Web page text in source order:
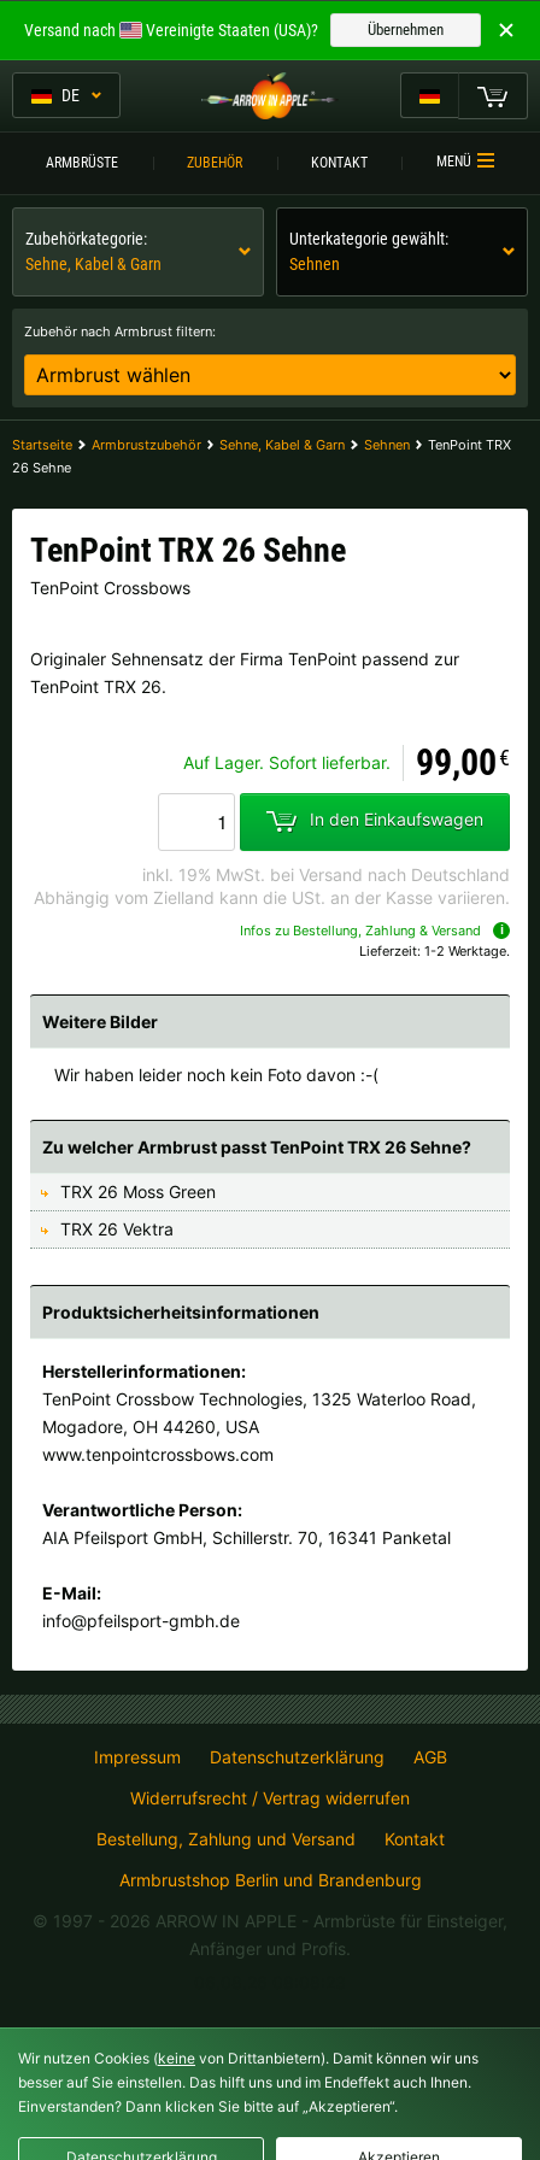
DE
ARMBRÜSTE ZUBEHÖR KONTAKT MENÜ
Zubehör nach Armbrust filtern:
Zubehörkategorie:
Sehne, Kabel & Garn
Unterkategorie gewählt:
Sehnen
Startseite Armbrustzubehör Sehne, Kabel & Garn Sehnen
TenPoint TRX
26 Sehne
TenPoint TRX 26 Sehne
TenPoint Crossbows
Originaler Sehnensatz der Firma TenPoint passend zur
TenPoint TRX 26.
Auf Lager. Sofort lieferbar. 99,00€
In den Einkaufswagen
inkl. 19% MwSt. bei Versand nach Deutschland
Abhängig vom Zielland kann die USt. an der Kasse variieren.
Infos zu Bestellung, Zahlung & Versand
Lieferzeit: 1-2 Werktage.
Weitere Bilder
Wir haben leider noch kein Foto davon :-(
Zu welcher Armbrust passt TenPoint TRX 26 Sehne?
TRX 26 Moss Green
TRX 26 Vektra
Produktsicherheitsinformationen
Herstellerinformationen:
TenPoint Crossbow Technologies, 1325 Waterloo Road,
Mogadore, OH 44260, USA
www.tenpointcrossbows.com
Verantwortliche Person:
AIA Pfeilsport GmbH, Schillerstr. 70, 16341 Panketal
E-Mail:
info@pfeilsport-gmbh.de
Willkommen bei
ARROW IN APPLE
Die besten Armbrüste.
Bitte wählen Sie Ihre Sprache aus:
Englisch Deutsch (DE)
Deutsch (AT) Deutsch (CH)
Bitte wählen Sie Ihre Versandregion:
Belgien |€ Bulgarien | лв
Finnland |€ Frankreich |
Lettland |€ Litauen |€
Schweden | kr
Slowakei |€
Slowenien |€ Spanien |€
Ungarn |Ft
weitere Länder, siehe unten
Alle verfügbaren Versandregionen:
Ok
Sollte Ihr Land nicht verfübar sein, keine Sorge - wählen Sie einfach
"Deutschland" aus. Und erfragen die Versandkosten bei der
Versand nach Vereinigte Staaten (USA)? Übernehmen
Impressum Datenschutzerklärung
AGB
Widerrufsrecht / Vertrag widerrufen
Bestellung, Zahlung und Versand
Kontakt
Armbrustshop Berlin und Brandenburg
© 1997 - 2026 ARROW IN APPLE - Armbrüste für Einsteiger,
Anfänger und Profis.
Mein Warenkorb
ARMBRÜSTE
ARMBRUSTVERGLEICH
ZUBEHÖR
KONTAKT
Wir nutzen Cookies (keine von Drittanbietern). Damit können wir uns
besser auf Sie einstellen. Das hilft uns und im Endeffekt auch Ihnen.
Einverstanden? Dann klicken Sie bitte auf „Akzeptieren“.